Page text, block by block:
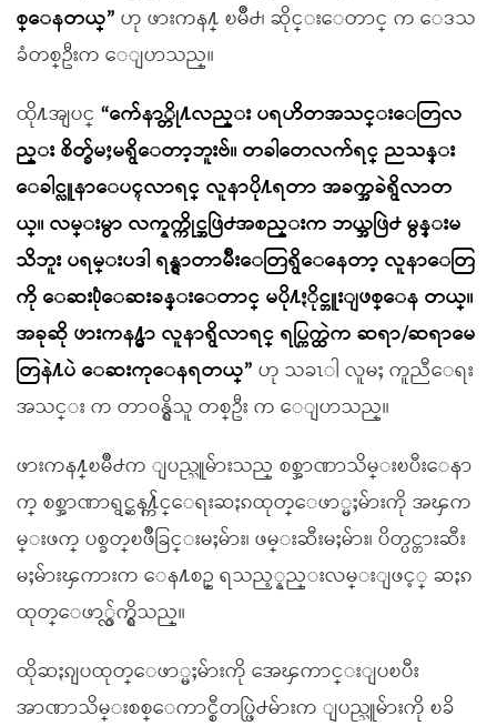
စ္ေနတယ္” ဟု ဖားကန႔္ ၿမိဳ႕၊ ဆိုင္းေတာင္ က ေဒသ
ခံတစ္ဦးက ေျပာသည္။
ထို႔အျပင္ “က်ေနာ္တို႔လည္း ပရဟိတအသင္းေတြလ
ည္း စိတ္ခ်မႈမရွိေတာ့ဘူးဗ်။ တခါတေလက်ရင္ ညသန္း
ေခါင္လူနာေပၚလာရင္ လူနာပို႔ရတာ အခက္အခဲရွိလာတ
ယ္။ လမ္းမွာ လက္နက္ကိုင္အဖြဲ႕အစည္းက ဘယ္အဖြဲ႕ မွန္းမ
သိဘူး ပရမ္းပဒါ ရန္ရွာတာမ်ိဳးေတြရွိေနေတာ့ လူနာေတြ
ကို ေဆး႐ုံေဆးခန္းေတာင္ မပို႔ႏိုင္ဘူးျဖစ္ေန တယ္။
အခုဆို ဖားကန႔္မွာ လူနာရွိလာရင္ ရပ္ကြက္ထဲက ဆရာ/ဆရာမေ
တြနဲ႔ပဲ ေဆးကုေနရတယ္” ဟု သခၤါ လူမႈ ကူညီေရး
အသင္း က တာဝန္ရွိသူ တစ္ဦး က ေျပာသည္။
ဖားကန႔္ၿမိဳ႕က ျပည္သူမ်ားသည္ စစ္အာဏာသိမ္းၿပီးေနာ
က္ စစ္အာဏာရွင္ဆန႔္က်င္ေရးဆႏၵထုတ္ေဖာ္မႈမ်ားကို အၾက
မ္းဖက္ ပစ္ခတ္ၿဖိဳခြင္းမႈမ်ား၊ ဖမ္းဆီးမႈမ်ား၊ ပိတ္ပင္တားဆီး
မႈမ်ားၾကားက ေန႔စဥ္ ရသည့္နည္းလမ္းျဖင့္ ဆႏၵ
ထုတ္ေဖာ္လွ်က္ရွိသည္။
ထိုဆႏၵျပထုတ္ေဖာ္မႈမ်ားကို အေၾကာင္းျပၿပီး
အာဏာသိမ္းစစ္ေကာင္စီတပ္ဖြဲ႕မ်ားက ျပည္သူမ်ားကို ၿခိ